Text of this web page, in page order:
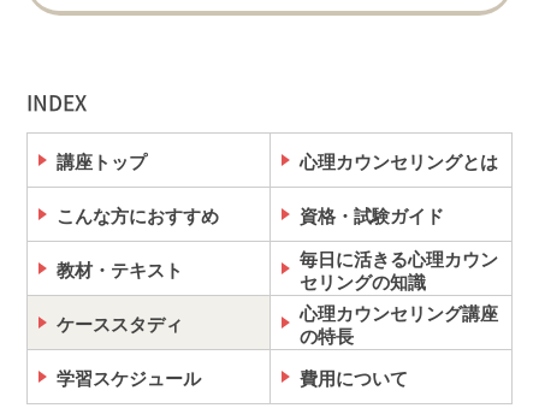
INDEX
講座トップ 心理カウンセリングとは
こんな方におすすめ 資格・試験ガイド
教材・テキスト
毎日に活きる心理カウン
セリングの知識
ケーススタディ
心理カウンセリング講座
の特長
学習スケジュール 費用について